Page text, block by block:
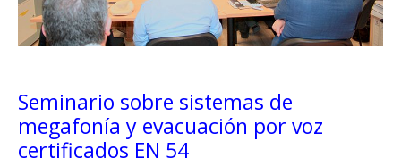
Seminario sobre sistemas de
megafonía y evacuación por voz
certificados EN 54